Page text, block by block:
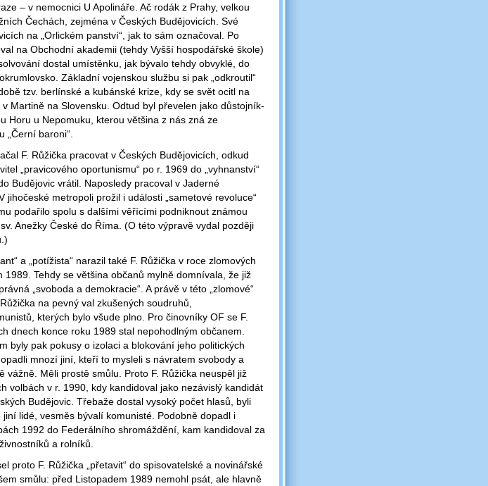
‒ v nemocnici U Apolináře. Ač rodák z Prahy, velkou
Čechách, zejména v Českých Budějovicích. Své
na „Orlickém panství“, jak to sám označoval. Po
na Obchodní akademii (tehdy Vyšší hospodářské škole)
dostal umístěnku, jak bývalo tehdy obvyklé, do
Základní vojenskou službu si pak „odkroutil“
tzv. berlínské a kubánské krize, kdy se svět ocitl na
Martině na Slovensku. Odtud byl převelen jako důstojník-
Horu u Nepomuku, kterou většina z nás zná ze
„Černí baroni“.
F. Růžička pracovat v Českých Budějovicích, odkud
„pravicového oportunismu“ po r. 1969 do „vyhnanství“
Budějovic vrátil. Naposledy pracoval v Jaderné
jihočeské metropoli prožil i události „sametové revoluce“
podařilo spolu s dalšími věřícími podniknout známou
Anežky České do Říma. (O této výpravě vydal později
a „potížista“ narazil také F. Růžička v roce zlomových
1989. Tehdy se většina občanů mylně domnívala, že již
„svoboda a demokracie“. A právě v této „zlomové“
na pevný val zkušených soudruhů,
kterých bylo všude plno. Pro činovníky OF se F.
dnech konce roku 1989 stal nepohodlným občanem.
byly pak pokusy o izolaci a blokování jeho politických
mnozí jiní, kteří to mysleli s návratem svobody a
vážně. Měli prostě smůlu. Proto F. Růžička neuspěl již
volbách v r. 1990, kdy kandidoval jako nezávislý kandidát
Budějovic. Třebaže dostal vysoký počet hlasů, byli
lidé, vesměs bývalí komunisté. Podobně dopadl i
1992 do Federálního shromáždění, kam kandidoval za
a rolníků.
proto F. Růžička „přetavit“ do spisovatelské a novinářské
smůlu: před Listopadem 1989 nemohl psát, ale hlavně